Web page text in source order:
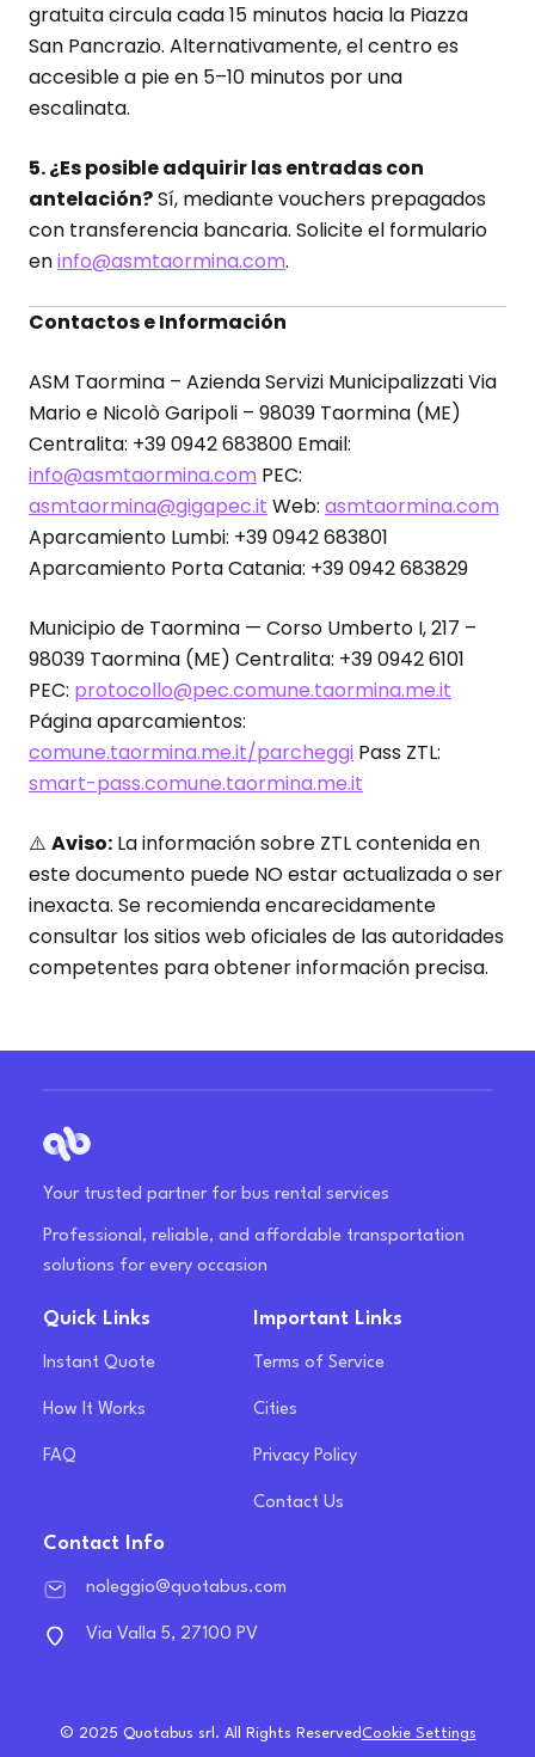
gratuita circula cada 15 minutos hacia la Piazza
San Pancrazio. Alternativamente, el centro es
accesible a pie en 5–10 minutos por una
escalinata.
5. ¿Es posible adquirir las entradas con
antelación?Sí, mediante vouchers prepagados
con transferencia bancaria. Solicite el formulario
eninfo@asmtaormina.com.
Contactos e Información
ASM Taormina – Azienda Servizi Municipalizzati Via
Mario e Nicolò Garipoli – 98039 Taormina (ME)
Centralita: +39 0942 683800 Email:
info@asmtaormina.com PEC:
asmtaormina@gigapec.it Web: asmtaormina.com
Aparcamiento Lumbi: +39 0942 683801
Aparcamiento Porta Catania: +39 0942 683829
Municipio de Taormina — Corso Umberto I, 217 –
98039 Taormina (ME) Centralita: +39 0942 6101
PEC: protocollo@pec.comune.taormina.me.it
Página aparcamientos:
comune.taormina.me.it/parcheggi Pass ZTL:
smart-pass.comune.taormina.me.it
⚠️ Aviso: La información sobre ZTL contenida en
este documento puede NO estar actualizada o ser
inexacta. Se recomienda encarecidamente
consultar los sitios web oficiales de las autoridades
competentes para obtener información precisa.
Your trusted partner for bus rental services
Professional, reliable, and affordable transportation
solutions for every occasion
Quick Links
Instant Quote
How It Works
FAQ
Important Links
Terms of Service
Cities
Privacy Policy
Contact Us
Contact Info
noleggio@quotabus.com
Via Valla 5, 27100 PV
© 2025 Quotabus srl. All Rights ReservedCookie Settings